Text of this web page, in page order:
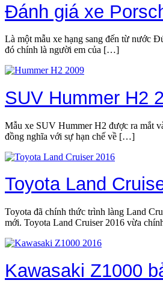
Đánh giá xe
Là một mẫu xe hạng sang đến từ nước
đó chính là người em của […]
SUV Hummer H2
Mẫu xe SUV Hummer H2 được ra mắt
đồng nghĩa với sự hạn chế về […]
Toyota Land
Toyota đã chính thức trình làng Land
mới. Toyota Land Cruiser 2016 vừa
Kawasaki Z1000